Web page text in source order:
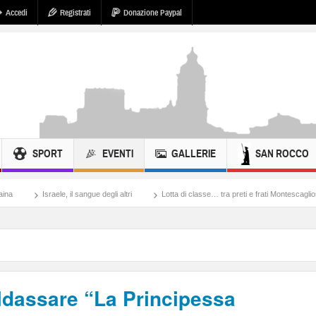
Accedi Registrati Donazione Paypal
SPORT EVENTI GALLERIE SAN ROCCO
il sangue degli altri Lotta di classe… tra preti e frati Montescaglioso
“La Principessa